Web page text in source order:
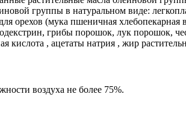
группы в натуральном виде:
орехов (мука пшеничная
грибы порошок, лук порошок,
кислота , ацетаты натрия , жир
воздуха не более 75%.